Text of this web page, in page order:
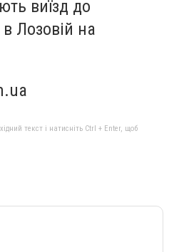
виїзд до
Лозовій на
текст і натисніть Ctrl + Enter, щоб